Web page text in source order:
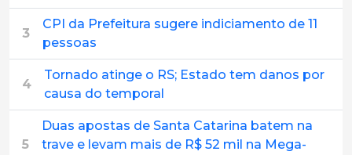
3
CPI da Prefeitura sugere indiciamento de 11
pessoas
4
Tornado atinge o RS; Estado tem danos por
causa do temporal
5
Duas apostas de Santa Catarina batem na
trave e levam mais de R$ 52 mil na Mega-